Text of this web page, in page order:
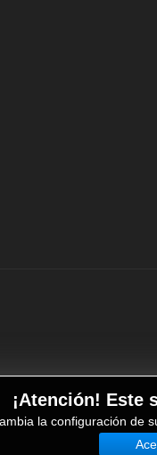
¡Atención! Este
la configuración de